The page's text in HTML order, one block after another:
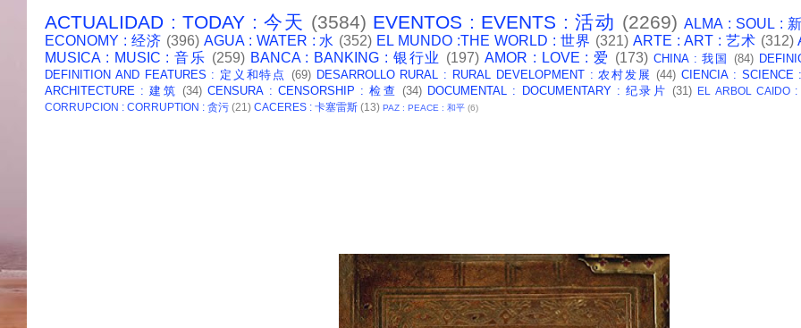
ACTUALIDAD : TODAY : 今天 (3584) EVENTOS : EVENTS : 活动 (2269) ALMA : SOUL :
ECONOMY : 经济 (396) AGUA : WATER : 水 (352) EL MUNDO :THE WORLD : 世界 (321) ARTE : ART : 艺术 (312)
MUSICA : MUSIC : 音乐 (259) BANCA : BANKING : 银行业 (197) AMOR : LOVE : 爱 (173) CHINA : 我国 (84)
DEFINITION AND FEATURES : 定义和特点 (69) DESARROLLO RURAL : RURAL DEVELOPMENT : 农村发展 (44) CIENCIA : SCIENCE
ARCHITECTURE : 建筑 (34) CENSURA : CENSORSHIP : 检查 (34) DOCUMENTAL : DOCUMENTARY : 纪录片 (31) EL ARBOL CAIDO
CORRUPCION : CORRUPTION : 贪污 (21) CACERES : 卡塞雷斯 (13) PAZ : PEACE : 和平 (6)